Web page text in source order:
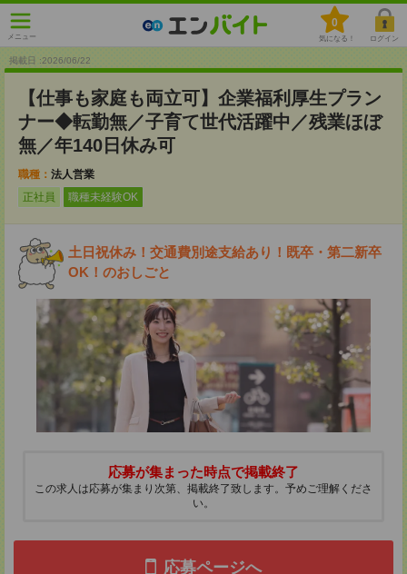
メニュー
0
気になる！ ログイン
掲載日 :2026/06/22
【仕事も家庭も両立可】企業福利厚生プラン
ナー◆転勤無／子育て世代活躍中／残業ほぼ
無／年140日休み可
職種： 法人営業
正社員
職種未経験OK
土日祝休み！交通費別途支給あり！既卒・第二新卒
OK！のおしごと
応募が集まった時点で掲載終了
この求人は応募が集まり次第、掲載終了致します。予めご理解くださ
い。
応募ページへ